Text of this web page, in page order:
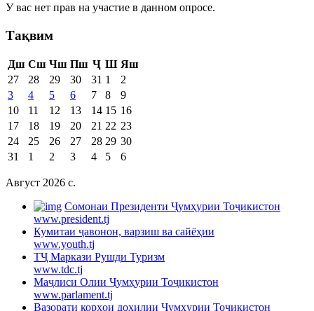
У вас нет прав на участие в данном опросе.
Тақвим
Дш Сш Чш Пш Ҷ Ш Яш
27
28 29 30 31 1
2
3
4 5 6 7 8
9
10
11 12 13 14 15 16
17
18 19 20 21 22 23
24
25 26 27 28 29 30
31
1 2 3 4 5 6
Август 2026 c.
Cомонаи Президенти Ҷумҳурии Тоҷикистон
www.president.tj
Кумитаи ҷавонон, варзиш ва сайёҳии
www.youth.tj
ТҶ Маркази Рушди Туризм
www.tdc.tj
Маҷлиси Олии Ҷумҳурии Тоҷикистон
www.parlament.tj
Вазорати корҳои дохилии Ҷумҳурии Тоҷикистон